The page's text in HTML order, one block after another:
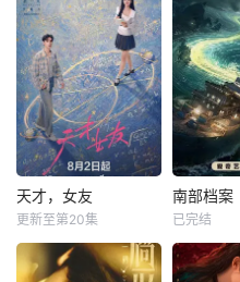
天才，女友
更新至第20集
南部档案
已完结